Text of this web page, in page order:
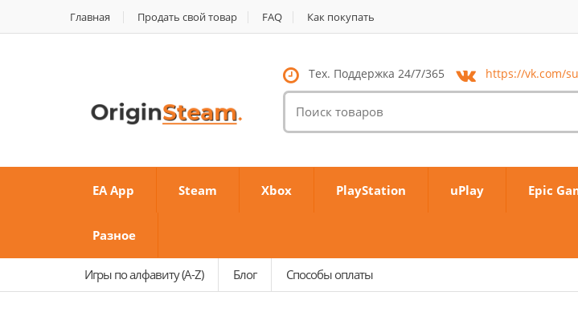
Главная Продать свой товар FAQ Как покупать
Тех. Поддержка 24/7/365 https://vk.com/
Поиск
товаров:
EA App Steam Xbox PlayStation uPlay Epic
Разное
Игры по алфавиту (A-Z) Блог Способы оплаты